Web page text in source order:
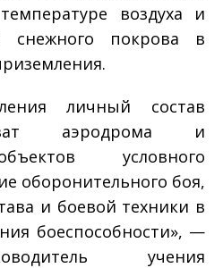
воздуха и
снежного покрова в
личный состав
аэродрома и
условного
оборонительного боя,
и боевой техники в
боеспособности», —
учения